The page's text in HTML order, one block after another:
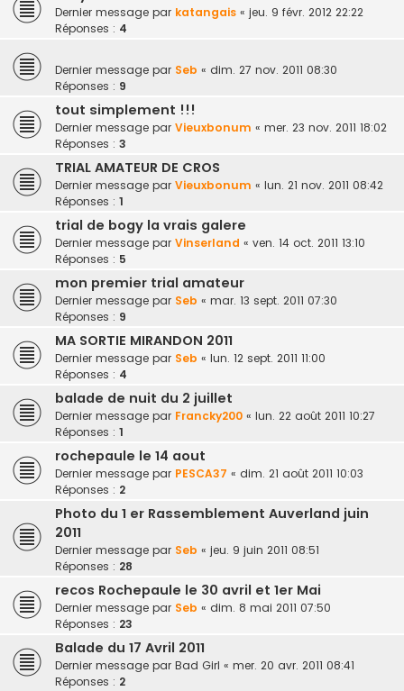
Dernier message par katangais « jeu. 9 févr. 2012 22:22
Réponses : 4
Dernier message par Seb « dim. 27 nov. 2011 08:30
Réponses : 9
tout simplement !!!
Dernier message par Vieuxbonum « mer. 23 nov. 2011 18:02
Réponses : 3
TRIAL AMATEUR DE CROS
Dernier message par Vieuxbonum « lun. 21 nov. 2011 08:42
Réponses : 1
trial de bogy la vrais galere
Dernier message par Vinserland « ven. 14 oct. 2011 13:10
Réponses : 5
mon premier trial amateur
Dernier message par Seb « mar. 13 sept. 2011 07:30
Réponses : 9
MA SORTIE MIRANDON 2011
Dernier message par Seb « lun. 12 sept. 2011 11:00
Réponses : 4
balade de nuit du 2 juillet
Dernier message par Francky200 « lun. 22 août 2011 10:27
Réponses : 1
rochepaule le 14 aout
Dernier message par PESCA37 « dim. 21 août 2011 10:03
Réponses : 2
Photo du 1 er Rassemblement Auverland juin
2011
Dernier message par Seb « jeu. 9 juin 2011 08:51
Réponses : 28
recos Rochepaule le 30 avril et 1er Mai
Dernier message par Seb « dim. 8 mai 2011 07:50
Réponses : 23
Balade du 17 Avril 2011
Dernier message par Bad Girl « mer. 20 avr. 2011 08:41
Réponses : 2